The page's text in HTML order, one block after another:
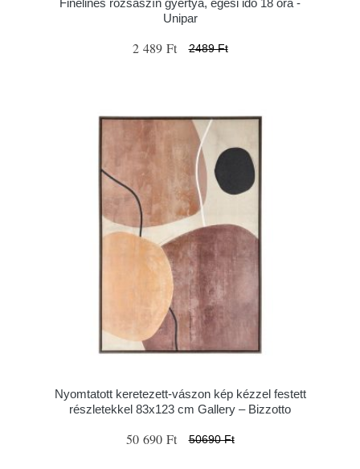
Finelines rózsaszín gyertya, égési idő 18 óra -
Unipar
2 489 Ft 2489 Ft
Nyomtatott keretezett-vászon kép kézzel festett
részletekkel 83x123 cm Gallery – Bizzotto
50 690 Ft 50690 Ft